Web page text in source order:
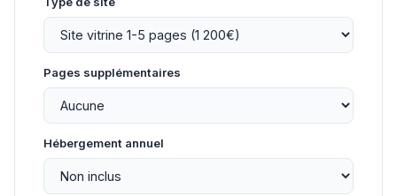
Pages supplémentaires
Hébergement annuel